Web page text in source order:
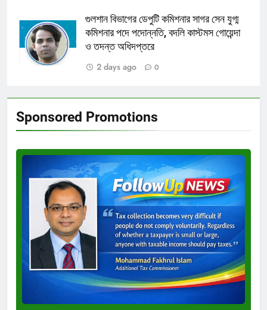
গুলশান বিভাগের ডেপুটি কমিশনার সাগর সেন যুগ্ম
কমিশনার পদে পদোন্নতি, বদলি কাস্টমস গোয়েন্দা
ও তদন্ত অধিদপ্তরে
2 days ago
0
Sponsored Promotions
Ad
3